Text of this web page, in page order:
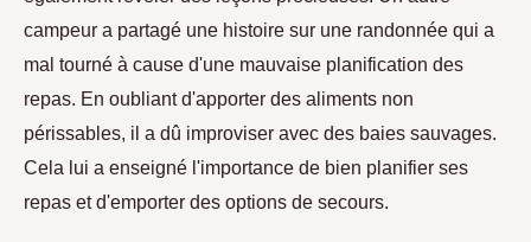
campeur a partagé une histoire sur une randonnée qui a
mal tourné à cause d'une mauvaise planification des
repas. En oubliant d'apporter des aliments non
périssables, il a dû improviser avec des baies sauvages.
Cela lui a enseigné l'importance de bien planifier ses
repas et d'emporter des options de secours.